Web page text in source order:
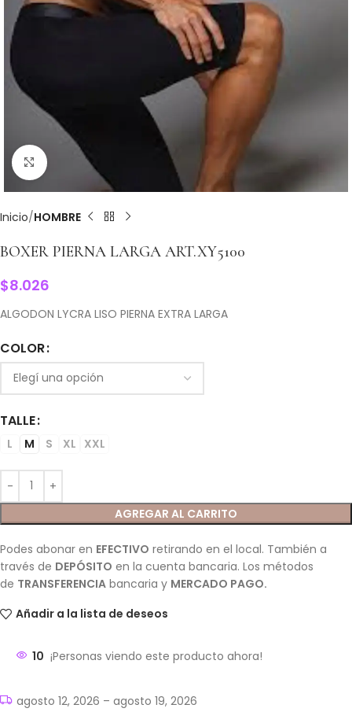
Clic para ampliar
Inicio HOMBRE
BOXER PIERNA LARGA ART.XY5100
$8.026
ALGODON LYCRA LISO PIERNA EXTRA LARGA
COLOR
TALLE
L M S XL XXL
AGREGAR AL CARRITO
Podes abonar en EFECTIVO retirando en el local. También a
través de DEPÓSITO en la cuenta bancaria. Los métodos
de TRANSFERENCIA bancaria y MERCADO PAGO.
Añadir a la lista de deseos
10 ¡Personas viendo este producto ahora!
agosto 12, 2026 – agosto 19, 2026